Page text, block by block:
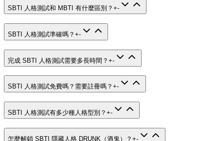
SBTI 人格測試和 MBTI 有什麼區別？ +-
SBTI 人格測試準確嗎？ +-
完成 SBTI 人格測試需要多長時間？ +-
SBTI 人格測試免費嗎？需要註冊嗎？ +-
SBTI 人格測試有多少種人格型別？ +-
怎麼解鎖 SBTI 隱藏人格 DRUNK（酒鬼）？ +-